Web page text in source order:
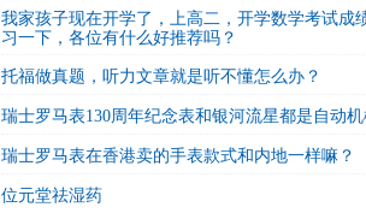
我家孩子现在开学了，上高二，开学数学考试成
习一下，各位有什么好推荐吗？
托福做真题，听力文章就是听不懂怎么办？
瑞士罗马表130周年纪念表和银河流星都是自动
瑞士罗马表在香港卖的手表款式和内地一样嘛？
位元堂祛湿药